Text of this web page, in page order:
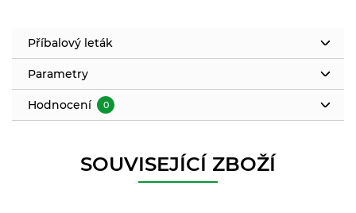
Příbalový leták
Parametry
Hodnocení 0
SOUVISEJÍCÍ ZBOŽÍ